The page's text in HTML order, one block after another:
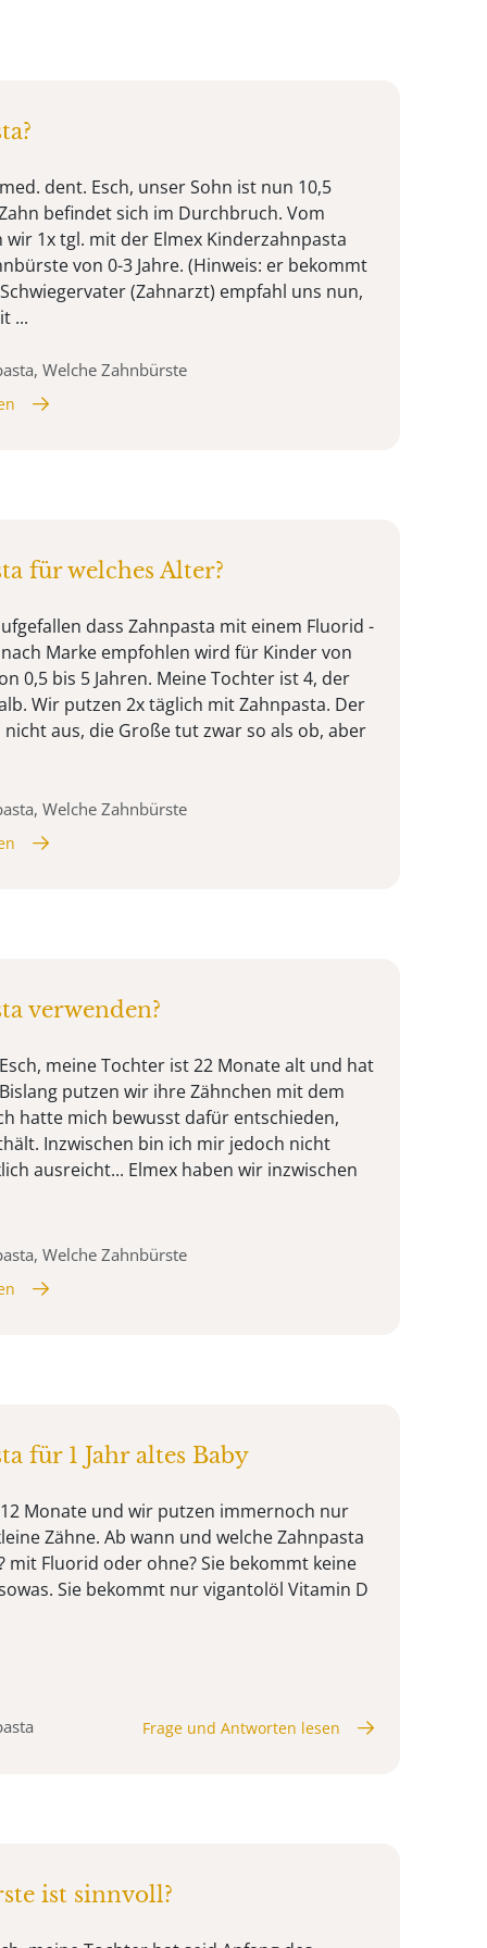
dent. Esch, unser Sohn ist nun 10,5
befindet sich im Durchbruch. Vom
1x tgl. mit der Elmex Kinderzahnpasta
von 0-3 Jahre. (Hinweis: er bekommt
(Zahnarzt) empfahl uns nun,
...
Welche Zahnbürste
für welches Alter?
dass Zahnpasta mit einem Fluorid -
Marke empfohlen wird für Kinder von
0,5 bis 5 Jahren. Meine Tochter ist 4, der
Wir putzen 2x täglich mit Zahnpasta. Der
aus, die Große tut zwar so als ob, aber
Welche Zahnbürste
verwenden?
meine Tochter ist 22 Monate alt und hat
putzen wir ihre Zähnchen mit dem
hatte mich bewusst dafür entschieden,
Inzwischen bin ich mir jedoch nicht
ausreicht... Elmex haben wir inzwischen
Welche Zahnbürste
für 1 Jahr altes Baby
Monate und wir putzen immernoch nur
Zähne. Ab wann und welche Zahnpasta
mit Fluorid oder ohne? Sie bekommt keine
Sie bekommt nur vigantolöl Vitamin D
Frage und Antworten lesen
ist sinnvoll?